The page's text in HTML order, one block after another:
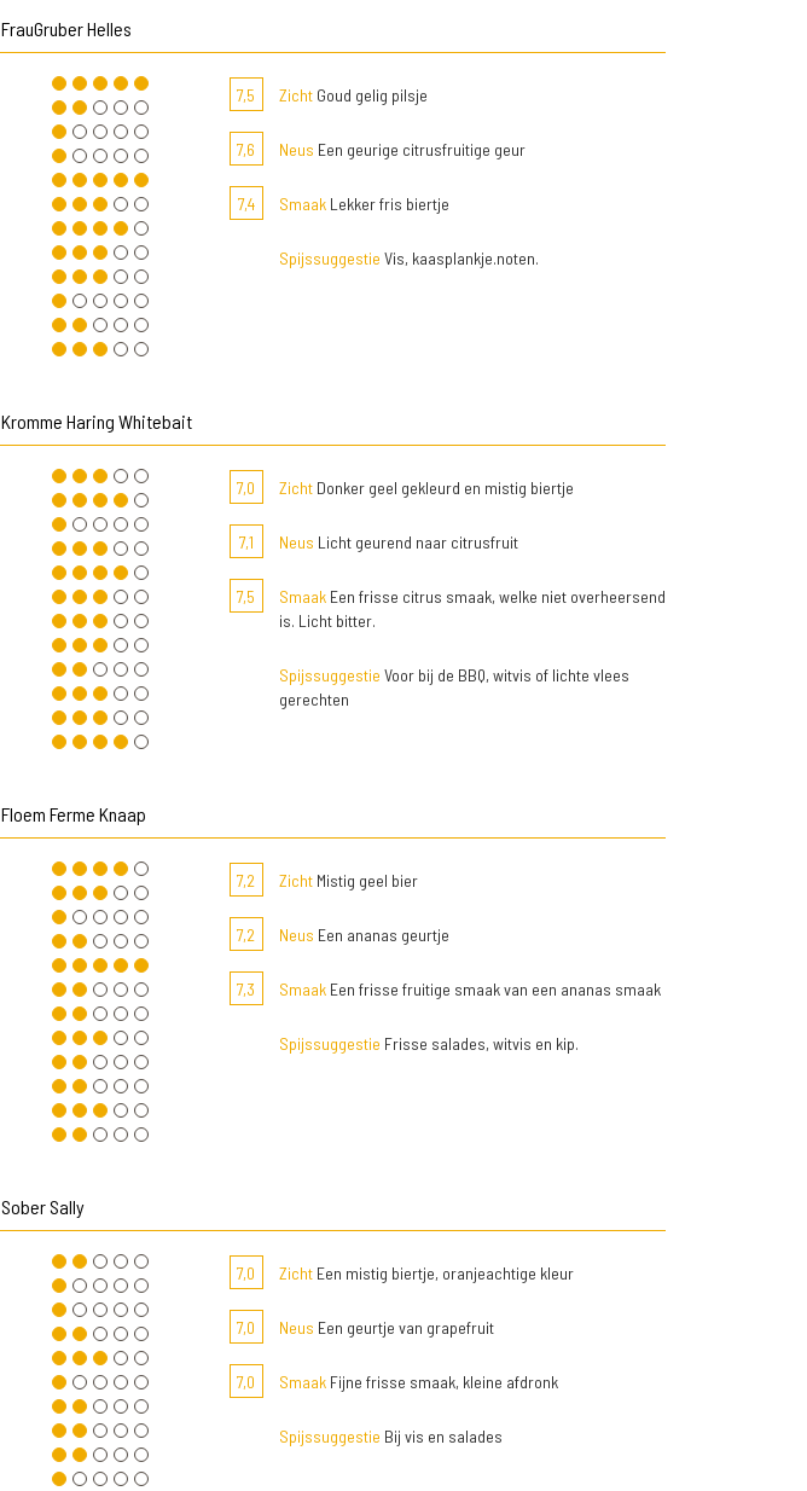
FrauGruber Helles
7,5 ZichtGoud gelig pilsje
7,6 Neus Een geurige citrusfruitige geur
7,4 SmaakLekker fris biertje
Spijssuggestie Vis, kaasplankje.noten.
Kromme Haring Whitebait
7,0 ZichtDonker geel gekleurd en mistig biertje
7,1 Neus Licht geurend naar citrusfruit
7,5 SmaakEen frisse citrus smaak, welke niet overheersend
is. Licht bitter.
Spijssuggestie Voor bij de BBQ, witvis of lichte vlees
gerechten
Floem Ferme Knaap
7,2 ZichtMistig geel bier
7,2 Neus Een ananas geurtje
7,3 SmaakEen frisse fruitige smaak van een ananas smaak
Spijssuggestie Frisse salades, witvis en kip.
Sober Sally
7,0 ZichtEen mistig biertje, oranjeachtige kleur
7,0 Neus Een geurtje van grapefruit
7,0 SmaakFijne frisse smaak, kleine afdronk
Spijssuggestie Bij vis en salades